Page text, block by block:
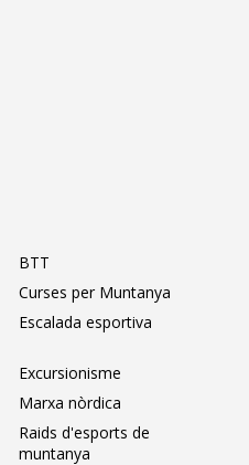
BTT
Curses per Muntanya
Escalada esportiva
Excursionisme
Marxa nòrdica
Raids d'esports de
muntanya